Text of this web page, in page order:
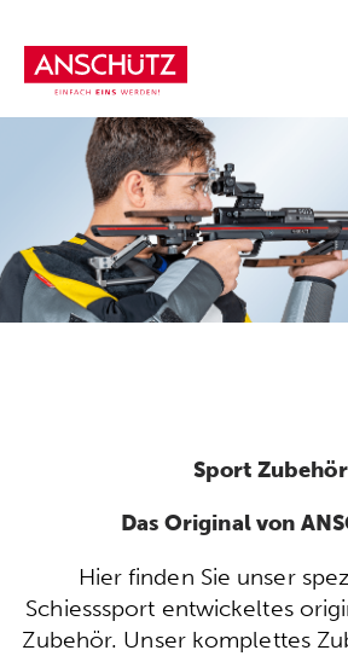
Inhalt
springen
Sport Zubehör
Das Original von
Hier finden Sie unser
Schiesssport entwickeltes
Zubehör. Unser komplettes